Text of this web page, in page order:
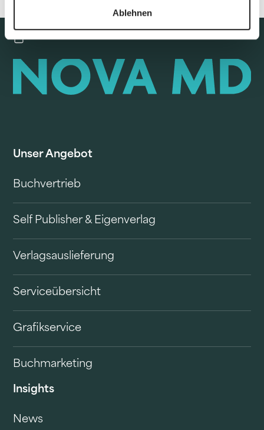
Ablehnen
Unser Angebot
Buchvertrieb
Self Publisher & Eigenverlag
Verlagsauslieferung
Serviceübersicht
Grafikservice
Buchmarketing
Insights
News